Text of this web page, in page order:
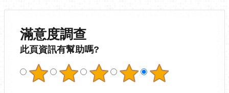
滿意度調查
此頁資訊有幫助嗎?